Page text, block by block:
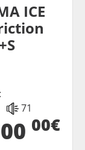
ICE
71
00€